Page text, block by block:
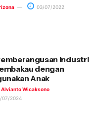
03/07/2022
Industri
dengan
Anak
Alvianto Wicaksono
07/2024